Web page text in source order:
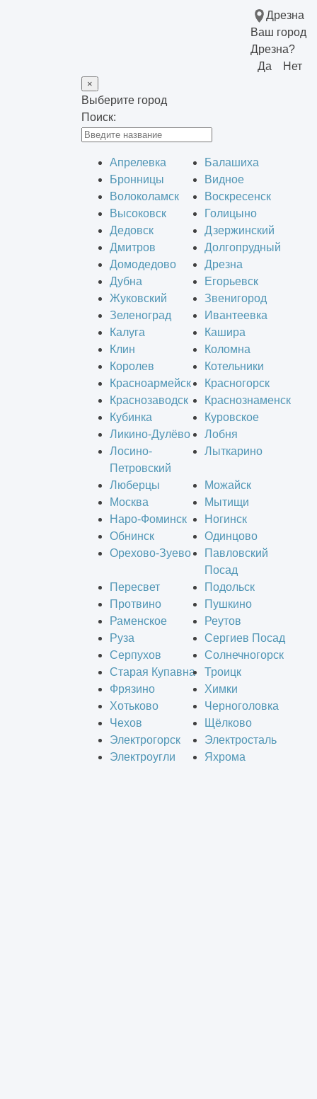
Дрезна
Ваш город
Дрезна?
Да
Нет
×
Выберите город
Поиск:
Апрелевка
Балашиха
Бронницы
Видное
Волоколамск
Воскресенск
Высоковск
Голицыно
Дедовск
Дзержинский
Дмитров
Долгопрудный
Домодедово
Дрезна
Дубна
Егорьевск
Жуковский
Звенигород
Зеленоград
Ивантеевка
Калуга
Кашира
Клин
Коломна
Королев
Котельники
Красноармейск
Красногорск
Краснозаводск
Краснознаменск
Кубинка
Куровское
Ликино-Дулёво
Лобня
Лосино-
Петровский
Лыткарино
Люберцы
Можайск
Москва
Мытищи
Наро-Фоминск
Ногинск
Обнинск
Одинцово
Орехово-Зуево
Павловский
Посад
Пересвет
Подольск
Протвино
Пушкино
Раменское
Реутов
Руза
Сергиев Посад
Серпухов
Солнечногорск
Старая Купавна
Троицк
Фрязино
Химки
Хотьково
Черноголовка
Чехов
Щёлково
Электрогорск
Электросталь
Электроугли
Яхрома